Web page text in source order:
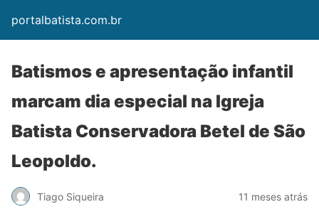
portalbatista.com.br
Batismos e apresentação infantil
marcam dia especial na Igreja
Batista Conservadora Betel de São
Leopoldo.
Tiago Siqueira 11 meses atrás